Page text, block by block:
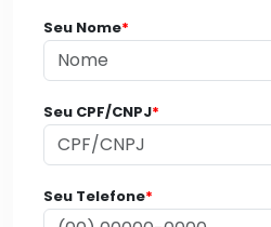
Seu Nome*
Seu CPF/CNPJ*
Seu Telefone*